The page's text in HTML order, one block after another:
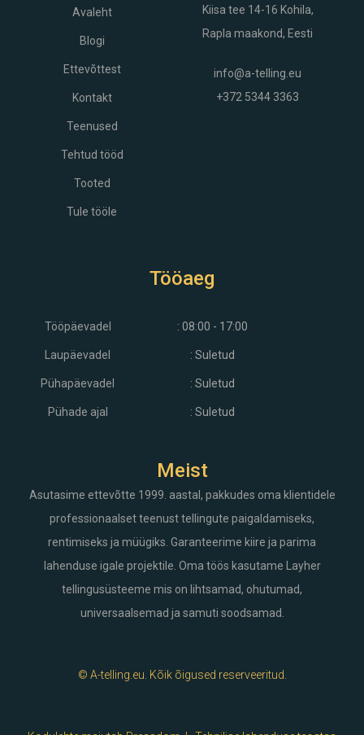
Avaleht
Blogi
Ettevõttest
Kontakt
Teenused
Tehtud tööd
Tooted
Tule tööle
Kiisa tee 14-16 Kohila,
Rapla maakond, Eesti
info@a-telling.eu
+372 5344 3363
Tööaeg
Tööpäevadel
Laupäevadel
Pühapäevadel
Pühade ajal
: 08:00 - 17:00
: Suletud
: Suletud
: Suletud
Meist
Asutasime ettevõtte 1999. aastal, pakkudes oma klientidele
professionaalset teenust tellingute paigaldamiseks,
rentimiseks ja müügiks. Garanteerime kiire ja parima
lahenduse igale projektile. Oma töös kasutame Layher
tellingusüsteeme mis on lihtsamad, ohutumad,
universaalsemad ja samuti soodsamad.
© A-telling.eu. Kõik õigused reserveeritud.